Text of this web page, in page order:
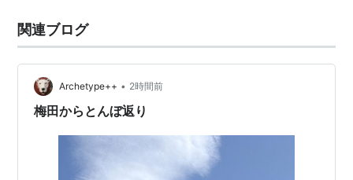
シリーズを通した主な機能は、全面タッチパネルのフル
カラー液晶を備え、さらに「iPod」としての音楽・動画
再生、インターネット環境、様々なアプリケーションを
備えた統合スマートフォン。現在の日本での対応キャリ
アは、ソフトバンクモバイル
各モデルの詳細な説明は各キーワード内を参照。
関連ブログ
Archetype++ • 2時間前
梅田からとんぼ返り